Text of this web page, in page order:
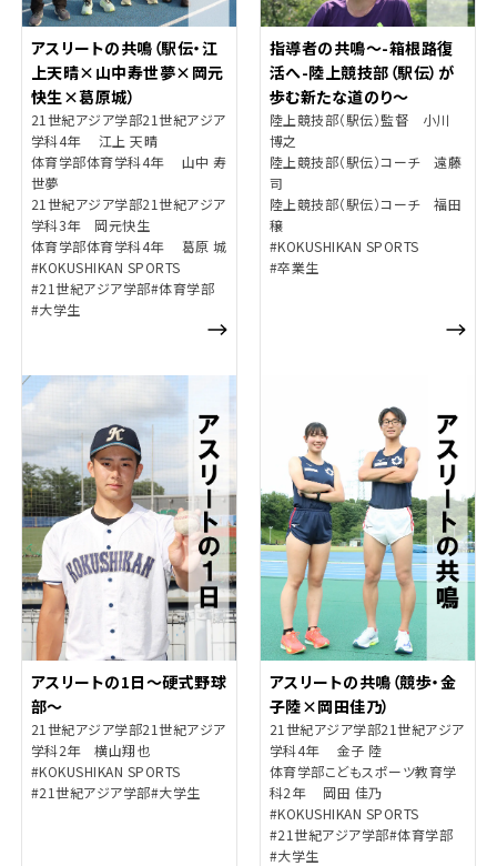
アスリートの共鳴（駅伝・江
上天晴×山中寿世夢×岡元
快生×葛原城）
21世紀アジア学部21世紀アジア
学科4年 江上 天晴
体育学部体育学科4年 山中 寿
世夢
21世紀アジア学部21世紀アジア
学科3年 岡元快生
体育学部体育学科4年 葛原 城
#KOKUSHIKAN SPORTS
#21世紀アジア学部#体育学部
#大学生
指導者の共鳴～-箱根路復
活へ-陸上競技部（駅伝）が
歩む新たな道のり～
陸上競技部（駅伝）監督 小川
博之
陸上競技部（駅伝）コーチ 遠藤
司
陸上競技部（駅伝）コーチ 福田
穣
#KOKUSHIKAN SPORTS
#卒業生
アスリートの1日～硬式野球
部～
21世紀アジア学部21世紀アジア
学科2年 横山翔也
#KOKUSHIKAN SPORTS
#21世紀アジア学部#大学生
アスリートの共鳴（競歩・金
子陸×岡田佳乃）
21世紀アジア学部21世紀アジア
学科4年 金子 陸
体育学部こどもスポーツ教育学
科2年 岡田 佳乃
#KOKUSHIKAN SPORTS
#21世紀アジア学部#体育学部
#大学生